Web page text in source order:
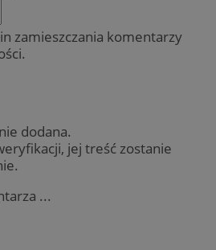
zamieszczania komentarzy
dodana.
jej treść zostanie
...